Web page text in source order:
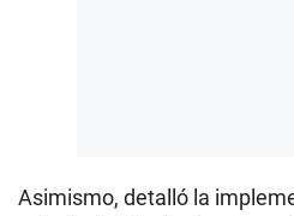
Asimismo, detalló la